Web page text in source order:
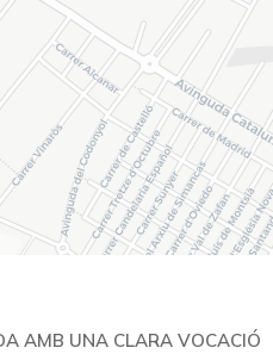
AMB UNA CLARA VOCACIÓ